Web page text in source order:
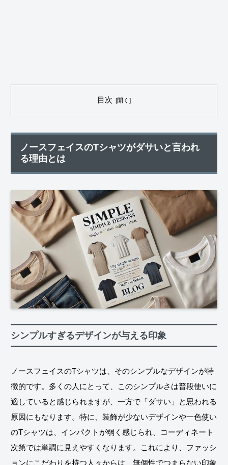
目次
ノースフェイスのTシャツがダサいと言われ
る理由とは
シンプルすぎるデザインが与える印象
ノースフェイスのTシャツは、そのシンプルなデザインが特
徴的です。多くの人にとって、このシンプルさは普段使いに
適していると感じられますが、一方で「ダサい」と思われる
原因にもなります。特に、装飾が少ないデザインや一色使い
のTシャツは、インパクトが弱く感じられ、コーディネート
次第では単調に見えやすくなります。これにより、ファッシ
ョンにこだわりを持つ人々からは、無個性でつまらない印象